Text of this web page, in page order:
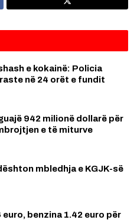
e kokainë: Policia
në 24 orët e fundit
942 milionë dollarë për
e të miturve
mbledhja e KGJK-së
benzina 1.42 euro për